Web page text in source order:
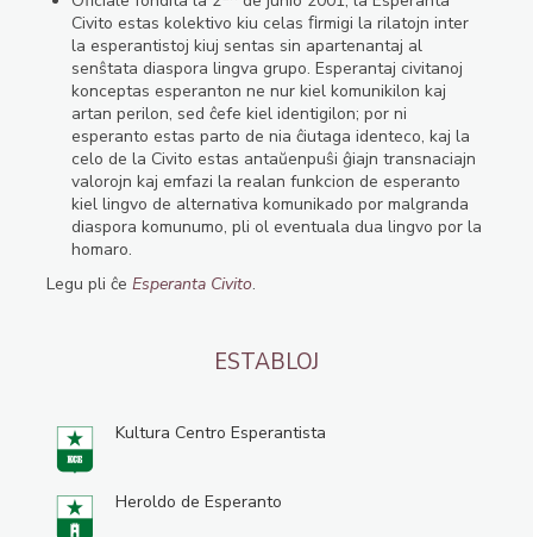
Civito estas kolektivo kiu celas ﬁrmigi la rilatojn inter
la esperantistoj kiuj sentas sin apartenantaj al
senŝtata diaspora lingva grupo. Esperantaj civitanoj
konceptas esperanton ne nur kiel komunikilon kaj
artan perilon, sed ĉefe kiel identigilon; por ni
esperanto estas parto de nia ĉiutaga identeco, kaj la
celo de la Civito estas antaŭenpuŝi ĝiajn transnaciajn
valorojn kaj emfazi la realan funkcion de esperanto
kiel lingvo de alternativa komunikado por malgranda
diaspora komunumo, pli ol eventuala dua lingvo por la
homaro.
Legu pli ĉe Esperanta Civito.
ESTABLOJ
Kultura Centro Esperantista
Heroldo de Esperanto